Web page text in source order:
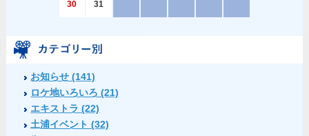
30 31
お知らせ (141)
ロケ地いろいろ (21)
エキストラ (22)
土浦イベント (32)